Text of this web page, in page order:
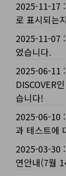
2025-11-17 :
로 표시되는
2025-11-07 :
었습니다.
2025-06-11 :
DISCOVER
습니다!
2025-06-10 :
과 테스트에
2025-03-30 :
연안내(7월